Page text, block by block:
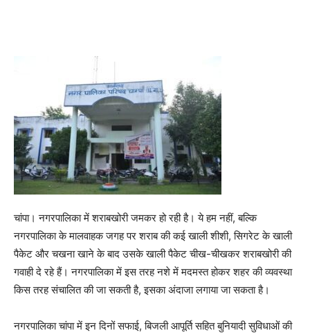
चांपा। नगरपालिका में शराबखोरी जमकर हो रही है। ये हम नहीं, बल्कि
नगरपालिका के मालवाहक जगह पर शराब की कई खाली शीशी, सिगरेट के खाली
पैकेट और चखना खाने के बाद उसके खाली पैकेट चीख-चीखकर शराबखोरी की
गवाही दे रहे हैं। नगरपालिका में इस तरह नशे में मदमस्त होकर शहर की व्यवस्था
किस तरह संचालित की जा सकती है, इसका अंदाजा लगाया जा सकता है।
नगरपालिका चांपा में इन दिनों सफाई, बिजली आपूर्ति सहित बुनियादी सुविधाओं की